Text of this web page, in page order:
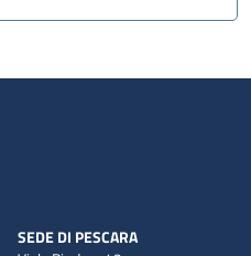
SEDE DI PESCARA